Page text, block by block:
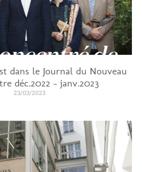
dans le Journal du Nouveau
déc.2022 – janv.2023
23/03/2023